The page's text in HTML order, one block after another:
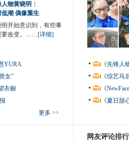
物黄晓明：
低潮 偶像重生
明开始意识到，有些事
要改变。……[详细]
YURA
女”
衣橱
更多 >>
《先锋
《综艺
《
《夏日
网友评论排行